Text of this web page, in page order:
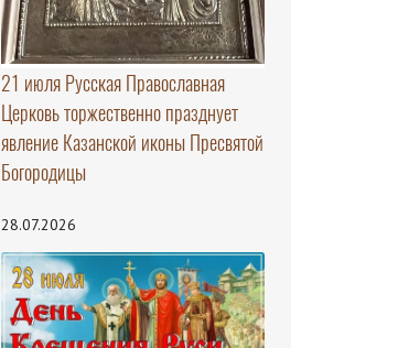
21 июля Русская Православная
Церковь торжественно празднует
явление Казанской иконы Пресвятой
Богородицы
28.07.2026